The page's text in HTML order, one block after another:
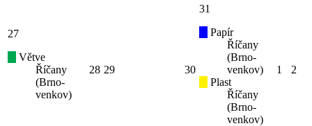
27
Větve
Říčany
(Brno-
venkov)
28 29 30
31
Papír
Říčany
(Brno-
venkov)
Plast
Říčany
(Brno-
venkov)
1 2